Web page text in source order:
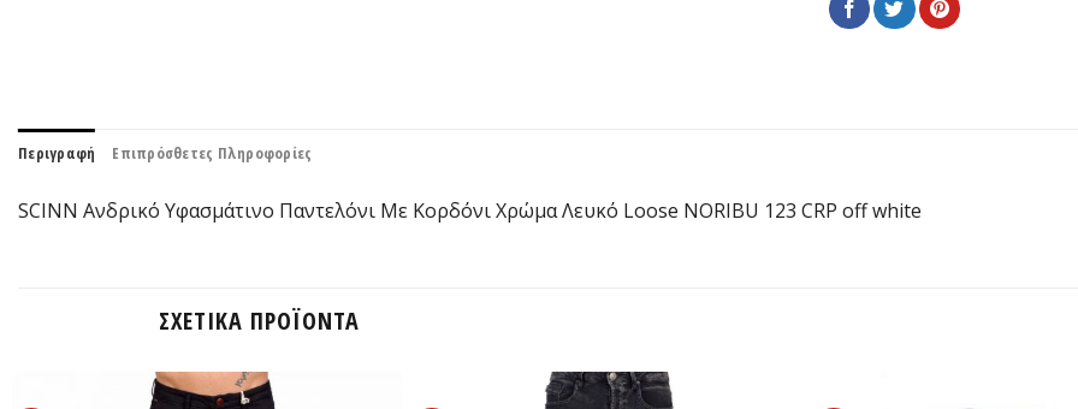
Περιγραφή Επιπρόσθετες Πληροφορίες
SCINN Ανδρικό Υφασμάτινο Παντελόνι Με Κορδόνι Χρώμα Λευκό Loose NORIBU 123 CRP off white
ΣΧΕΤΙΚΆ ΠΡΟΪΌΝΤΑ